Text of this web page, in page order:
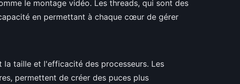
le montage vidéo. Les threads, qui sont des
en permettant à chaque cœur de gérer
la taille et l'efficacité des processeurs. Les
permettent de créer des puces plus